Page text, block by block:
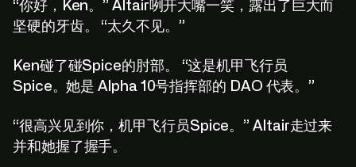
“你好，Ken。” Altair咧开大嘴一笑，露出了巨大而
坚硬的牙齿。 “太久不见。”
Ken碰了碰Spice的肘部。 “这是机甲飞行员
Spice。她是 Alpha 10号指挥部的 DAO 代表。”
“很高兴见到你，机甲飞行员Spice。” Altair走过来
并和她握了握手。